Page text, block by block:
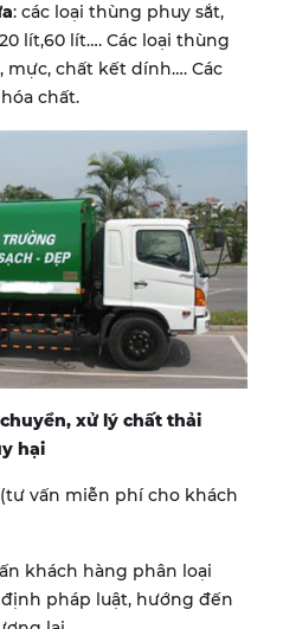
: các loại thùng phuy sắt,
lít,60 lít…. Các loại thùng
mực, chất kết dính…. Các
chất.
xử lý chất thải
hại
vấn miễn phí cho khách
khách hàng phân loại
pháp luật, hướng đến